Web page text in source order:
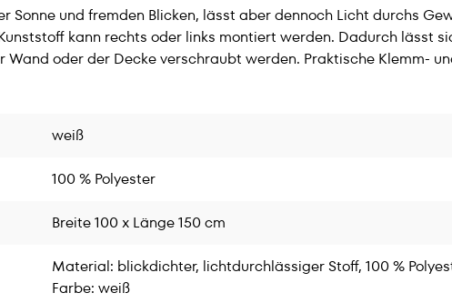
Sonne und fremden Blicken, lässt aber dennoch Licht durchs
kann rechts oder links montiert werden. Dadurch lässt
Wand oder der Decke verschraubt werden. Praktische Klemm-
weiß
100 % Polyester
Breite 100 x Länge 150 cm
Material: blickdichter, lichtdurchlässiger Stoff, 100 %
Farbe: weiß